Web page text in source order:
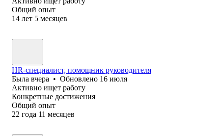
Общий опыт
14 лет 5 месяцев
HR-специалист, помощник руководителя
Была вчера • Обновлено 16 июля
Активно ищет работу
Конкретные достижения
Общий опыт
22 года 11 месяцев